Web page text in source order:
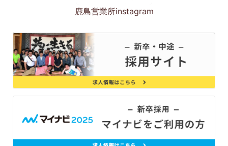
鹿島営業所instagram